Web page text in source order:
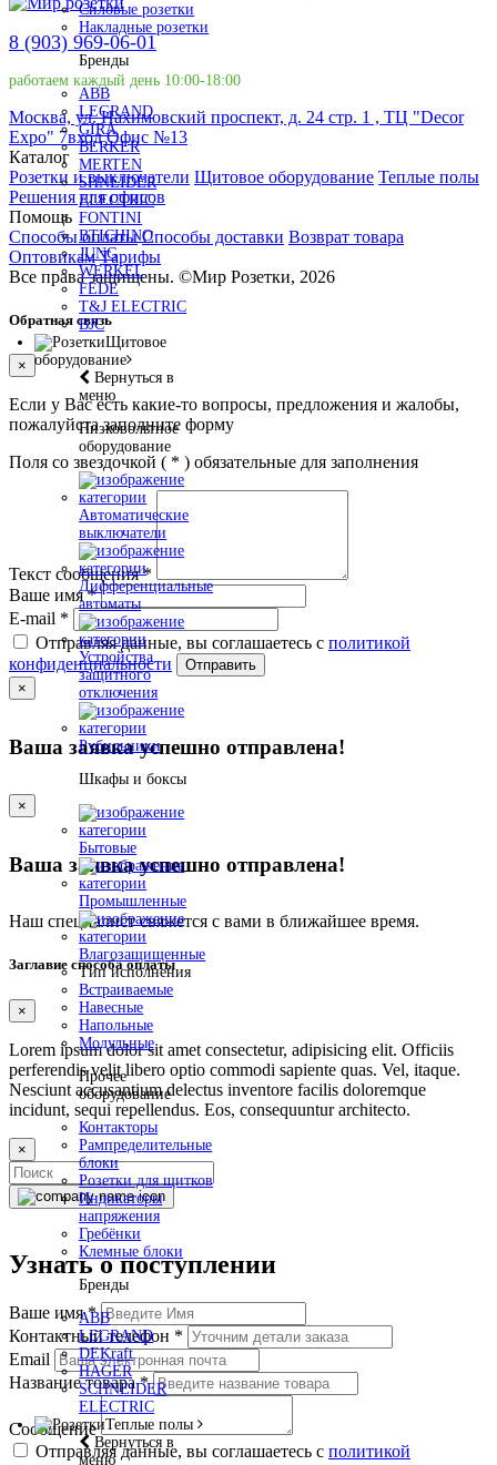
Силовые розетки
Накладные розетки
Бренды
ABB
LEGRAND
GIRA
BERKER
MERTEN
SHNEIDER
ELECTRIC
FONTINI
BTICHINO
JUNG
WERKEL
FEDE
T&J ELECTRIC
BJC
Щитовое
оборудование
Вернуться в
меню
Низковольтное
оборудование
Автоматические
выключатели
Дифференциальные
автоматы
Устройства
защитного
отключения
Рубильники
Шкафы и боксы
Бытовые
Промышленные
Влагозащищенные
Тип исполнения
Встраиваемые
Навесные
Напольные
Модульные
Прочее
оборудование
Контакторы
Рампределительные
блоки
Розетки для щитков
Индикаторы
напряжения
Гребёнки
Клемные блоки
Бренды
ABB
LEGRAND
DEKraft
HAGER
SCHNEIDER
ELECTRIC
Теплые полы
Вернуться в
меню
8 (903) 969-06-01
работаем каждый день 10:00-18:00
Москва, ул. Нахимовский проспект, д. 24 стр. 1 , ТЦ "Decor
Expo" 7вход Офис №13
Каталог
Розетки и выключатели Щитовое оборудование Теплые полы
Решения для офисов
Помощь
Способы оплаты Способы доставки Возврат товара
Оптовикам Тарифы
Все права защищены. ©Мир Розетки, 2026
Обратная связь
×
Если у Вас есть какие-то вопросы, предложения и жалобы,
пожалуйста заполните форму
Поля со звездочкой ( * ) обязательные для заполнения
Текст сообщения*
Ваше имя*
E-mail *
Отправляя данные, вы соглашаетесь с политикой
конфиденциальности
Отправить
×
Ваша заявка успешно отправлена!
×
Ваша заявка успешно отправлена!
Наш специалист свяжется с вами в ближайшее время.
Заглавие способа оплаты
×
Lorem ipsum dolor sit amet consectetur, adipisicing elit. Officiis
perferendis velit libero optio commodi sapiente quas. Vel, itaque.
Nesciunt accusantium delectus inventore facilis doloremque
incidunt, sequi repellendus. Eos, consequuntur architecto.
×
Узнать о поступлении
Ваше имя*
Контактный телефон *
Email
Название товара*
Сообщение
Отправляя данные, вы соглашаетесь с политикой